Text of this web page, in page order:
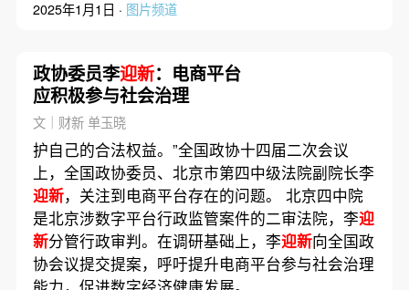
2025年1月1日 · 图片频道
政协委员李迎新：电商平台
应积极参与社会治理
文｜财新 单玉晓
护自己的合法权益。”全国政协十四届二次会议
上，全国政协委员、北京市第四中级法院副院长李
迎新，关注到电商平台存在的问题。 北京四中院
是北京涉数字平台行政监管案件的二审法院，李迎
新分管行政审判。在调研基础上，李迎新向全国政
协会议提交提案，呼吁提升电商平台参与社会治理